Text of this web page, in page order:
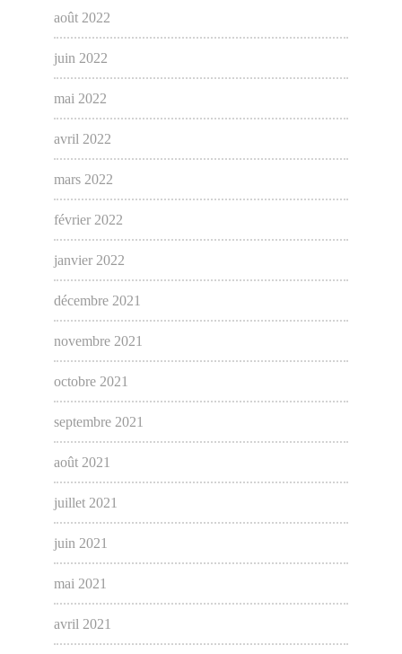
août 2022
juin 2022
mai 2022
avril 2022
mars 2022
février 2022
janvier 2022
décembre 2021
novembre 2021
octobre 2021
septembre 2021
août 2021
juillet 2021
juin 2021
mai 2021
avril 2021